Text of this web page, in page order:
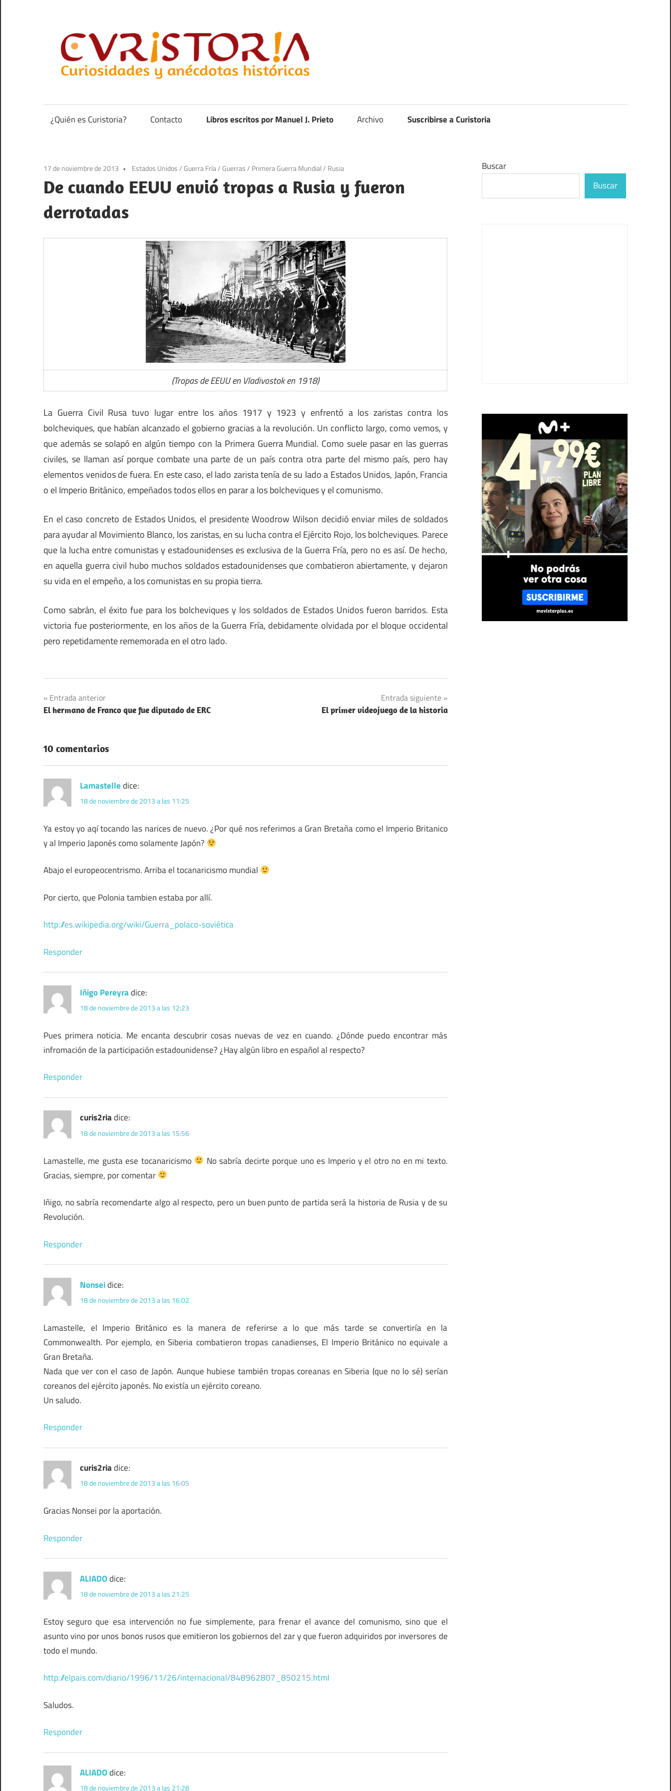
contenido
anécdotas
de
¿Quién es Curistoria? Contacto Libros escritos por Manuel J. Prieto Archivo Suscribirse a Curistoria
17 de noviembre de 2013 Estados Unidos/Guerra Fría/Guerras/ Primera Guerra Mundial/ Rusia
De cuando EEUU envió tropas a Rusia y fueron
derrotadas
(Tropas de EEUU en Vladivostok en 1918)
La Guerra Civil Rusa tuvo lugar entre los años 1917 y 1923 y enfrentó a los zaristas contra los
bolcheviques, que habían alcanzado el gobierno gracias a la revolución. Un conflicto largo, como vemos, y
que además se solapó en algún tiempo con la Primera Guerra Mundial. Como suele pasar en las guerras
civiles, se llaman así porque combate una parte de un país contra otra parte del mismo país, pero hay
elementos venidos de fuera. En este caso, el lado zarista tenía de su lado a Estados Unidos, Japón, Francia
o el Imperio Británico, empeñados todos ellos en parar a los bolcheviques y el comunismo.
En el caso concreto de Estados Unidos, el presidente Woodrow Wilson decidió enviar miles de soldados
para ayudar al Movimiento Blanco, los zaristas, en su lucha contra el Ejército Rojo, los bolcheviques. Parece
que la lucha entre comunistas y estadounidenses es exclusiva de la Guerra Fría, pero no es así. De hecho,
en aquella guerra civil hubo muchos soldados estadounidenses que combatieron abiertamente, y dejaron
su vida en el empeño, a los comunistas en su propia tierra.
Como sabrán, el éxito fue para los bolcheviques y los soldados de Estados Unidos fueron barridos. Esta
victoria fue posteriormente, en los años de la Guerra Fría, debidamente olvidada por el bloque occidental
pero repetidamente rememorada en el otro lado.
Navegación
de
Entrada anterior
El hermano de Franco que fue diputado de ERC
Entrada siguiente
El primer videojuego de la historia
10 comentarios
Lamastelledice:
18 de noviembre de 2013 a las 11:25
Ya estoy yo aqí tocando las narices de nuevo. ¿Por qué nos referimos a Gran Bretaña como el Imperio Britanico
y al Imperio Japonés como solamente Japón?
Abajo el europeocentrismo. Arriba el tocanaricismo mundial
Por cierto, que Polonia tambien estaba por allí.
http://es.wikipedia.org/wiki/Guerra_polaco-soviética
Responder
Iñigo Pereyradice:
18 de noviembre de 2013 a las 12:23
Pues primera noticia. Me encanta descubrir cosas nuevas de vez en cuando. ¿Dónde puedo encontrar más
infromación de la participación estadounidense? ¿Hay algún libro en español al respecto?
Responder
curis2riadice:
18 de noviembre de 2013 a las 15:56
Lamastelle, me gusta ese tocanaricismo
No sabría decirte porque uno es Imperio y el otro no en mi texto.
Gracias, siempre, por comentar
Iñigo, no sabría recomendarte algo al respecto, pero un buen punto de partida será la historia de Rusia y de su
Revolución.
Responder
Nonseidice:
18 de noviembre de 2013 a las 16:02
Lamastelle, el Imperio Británico es la manera de referirse a lo que más tarde se convertiría en la
Commonwealth. Por ejemplo, en Siberia combatieron tropas canadienses, El Imperio Británico no equivale a
Gran Bretaña.
Nada que ver con el caso de Japón. Aunque hubiese también tropas coreanas en Siberia (que no lo sé) serían
coreanos del ejército japonés. No existía un ejército coreano.
Un saludo.
Responder
curis2riadice:
18 de noviembre de 2013 a las 16:05
Gracias Nonsei por la aportación.
Responder
ALIADOdice:
18 de noviembre de 2013 a las 21:25
Estoy seguro que esa intervención no fue simplemente, para frenar el avance del comunismo, sino que el
asunto vino por unos bonos rusos que emitieron los gobiernos del zar y que fueron adquiridos por inversores de
todo el mundo.
http://elpais.com/diario/1996/11/26/internacional/848962807_850215.html
Saludos.
Responder
ALIADOdice:
18 de noviembre de 2013 a las 21:28
Buscar
Buscar